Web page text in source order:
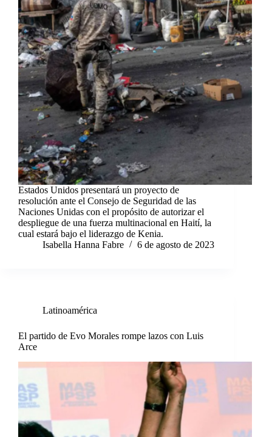
Estados Unidos presentará un proyecto de
resolución ante el Consejo de Seguridad de las
Naciones Unidas con el propósito de autorizar el
despliegue de una fuerza multinacional en Haití, la
cual estará bajo el liderazgo de Kenia.
Isabella Hanna Fabre
6 de agosto de 2023
Latinoamérica
El partido de Evo Morales rompe lazos con Luis
Arce